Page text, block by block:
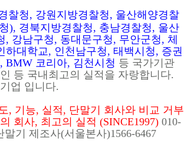
찰청, 강원지방경찰청, 울산해양경찰
), 경북지방경찰청, 충남경찰청, 울산
강남구청, 동대문구청, 무안군청, 체
대학교, 인천남구청, 태백시청, 증권
BMW 코리아, 김천시청 등 국가기관
등 국내최고의 실적을 자랑합니다.
업 입니다.
, 기능, 실적, 단말기 회사와 비교 거부
회사, 최고의 실적 (SINCE1997) 010-
기 제조사(서울본사)1566-6467